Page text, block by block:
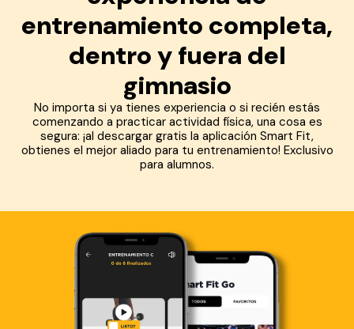
entrenamiento completa,
dentro y fuera del
gimnasio
No importa si ya tienes experiencia o si recién estás
comenzando a practicar actividad física, una cosa es
segura: ¡al descargar gratis la aplicación Smart Fit,
obtienes el mejor aliado para tu entrenamiento! Exclusivo
para alumnos.